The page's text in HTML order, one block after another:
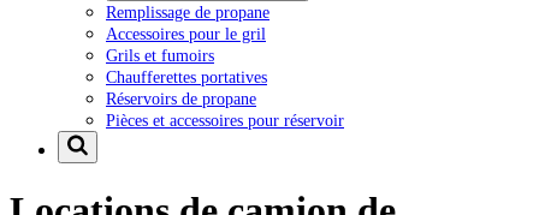
Remplissage de propane
Accessoires pour le gril
Grils et fumoirs
Chaufferettes portatives
Réservoirs de propane
Pièces et accessoires pour réservoir